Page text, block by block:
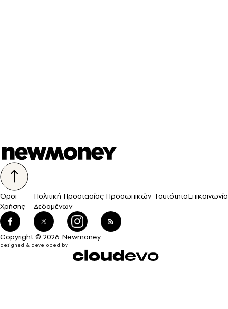
Όροι
Χρήσης
Πολιτική Προστασίας Προσωπικών
Δεδομένων
ΤαυτότηταΕπικοινωνία
Copyright © 2026 Newmoney
designed & developed by